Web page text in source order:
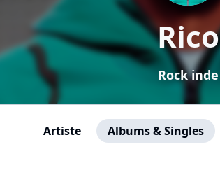
Rico
Rock inde
Artiste Albums & Singles